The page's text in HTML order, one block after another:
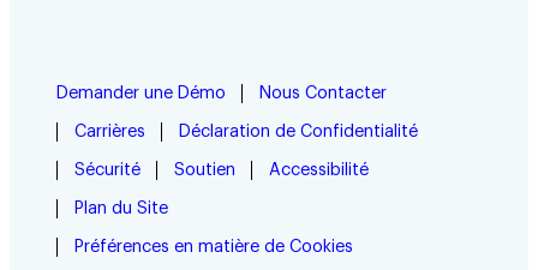
Demander une Démo Nous Contacter
Carrières Déclaration de Confidentialité
Sécurité Soutien Accessibilité
Plan du Site
Préférences en matière de Cookies